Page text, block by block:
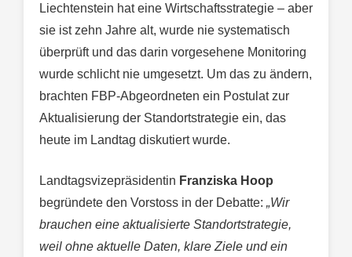
Liechtenstein hat eine Wirtschaftsstrategie – aber
sie ist zehn Jahre alt, wurde nie systematisch
überprüft und das darin vorgesehene Monitoring
wurde schlicht nie umgesetzt. Um das zu ändern,
brachten FBP-Abgeordneten ein Postulat zur
Aktualisierung der Standortstrategie ein, das
heute im Landtag diskutiert wurde.
Landtagsvizepräsidentin Franziska Hoop
begründete den Vorstoss in der Debatte: „Wir
brauchen eine aktualisierte Standortstrategie,
weil ohne aktuelle Daten, klare Ziele und ein